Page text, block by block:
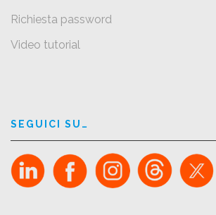
Richiesta password
Video tutorial
SEGUICI SU…